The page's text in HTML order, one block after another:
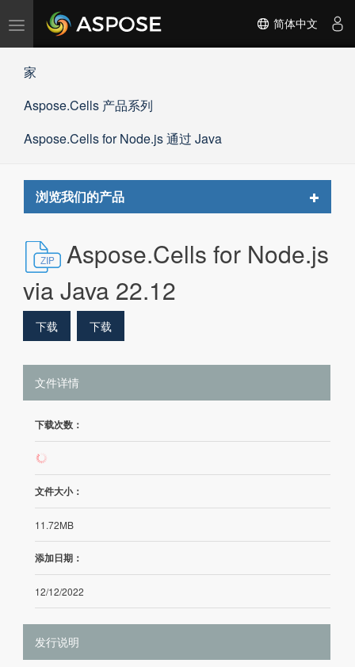
切
航
简体中文
家
Aspose.Cells 产品系列
Aspose.Cells for Node.js 通过 Java
浏览我们的产品
Toggle
Aspose.Cells for Node.js
via Java 22.12
下载 下载
文件详情
下载次数：
1
文件大小：
11.72MB
添加日期：
12/12/2022
发行说明